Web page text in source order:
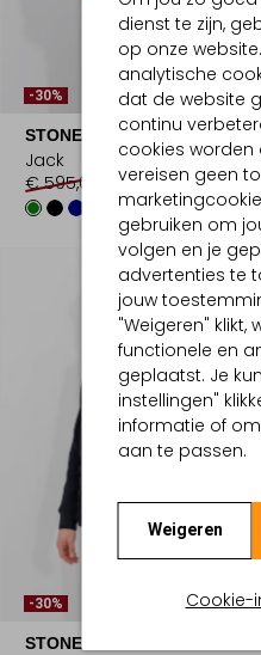
dienst te zijn,
op onze
analytische
dat de website
continu
cookies
vereisen geen
gebruiken om
volgen en je
advertenties te
jouw
"Weigeren" klikt,
functionele en
geplaatst. Je
instellingen"
informatie of
aan te passen.
Weigeren
Cookie-
-30%
STONE ISLAND
Jack
€ 595,00
€ 416,99
-30%
STONE ISLAND